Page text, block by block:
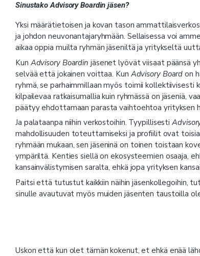
Sinustako Advisory Boardin jäsen?
Yksi määrätietoisen ja kovan tason
ja johdon neuvonantajaryhmään. Sellaisessa voi
aikaa oppia muilta ryhmän jäseniltä ja yritykseltä
Kun Advisory Boardin jäsenet lyövät viisaat päänsä
selvää että jokainen voittaa. Kun Advisory Board on
ryhmä, se parhaimmillaan myös toimii
kilpailevaa ratkaisumallia kuin ryhmässä on jäseniä,
päätyy ehdottamaan parasta vaihtoehtoa yrityksen
Ja palataanpa niihin verkostoihin. Tyypillisesti
mahdollisuuden toteuttamiseksi ja profiilit ovat
ryhmään mukaan, sen jäseninä on toinen toistaan
ympäriltä. Kenties siellä on ekosysteemien osaaja,
kansainvälistymisen saralta, ehkä jopa yrityksen
Paitsi että tutustut kaikkiin näihin jäsenkollegoihin,
sinulle avautuvat myös muiden jäsenten taustoilla
Uskon että kun olet tämän kokenut, et ehkä enää